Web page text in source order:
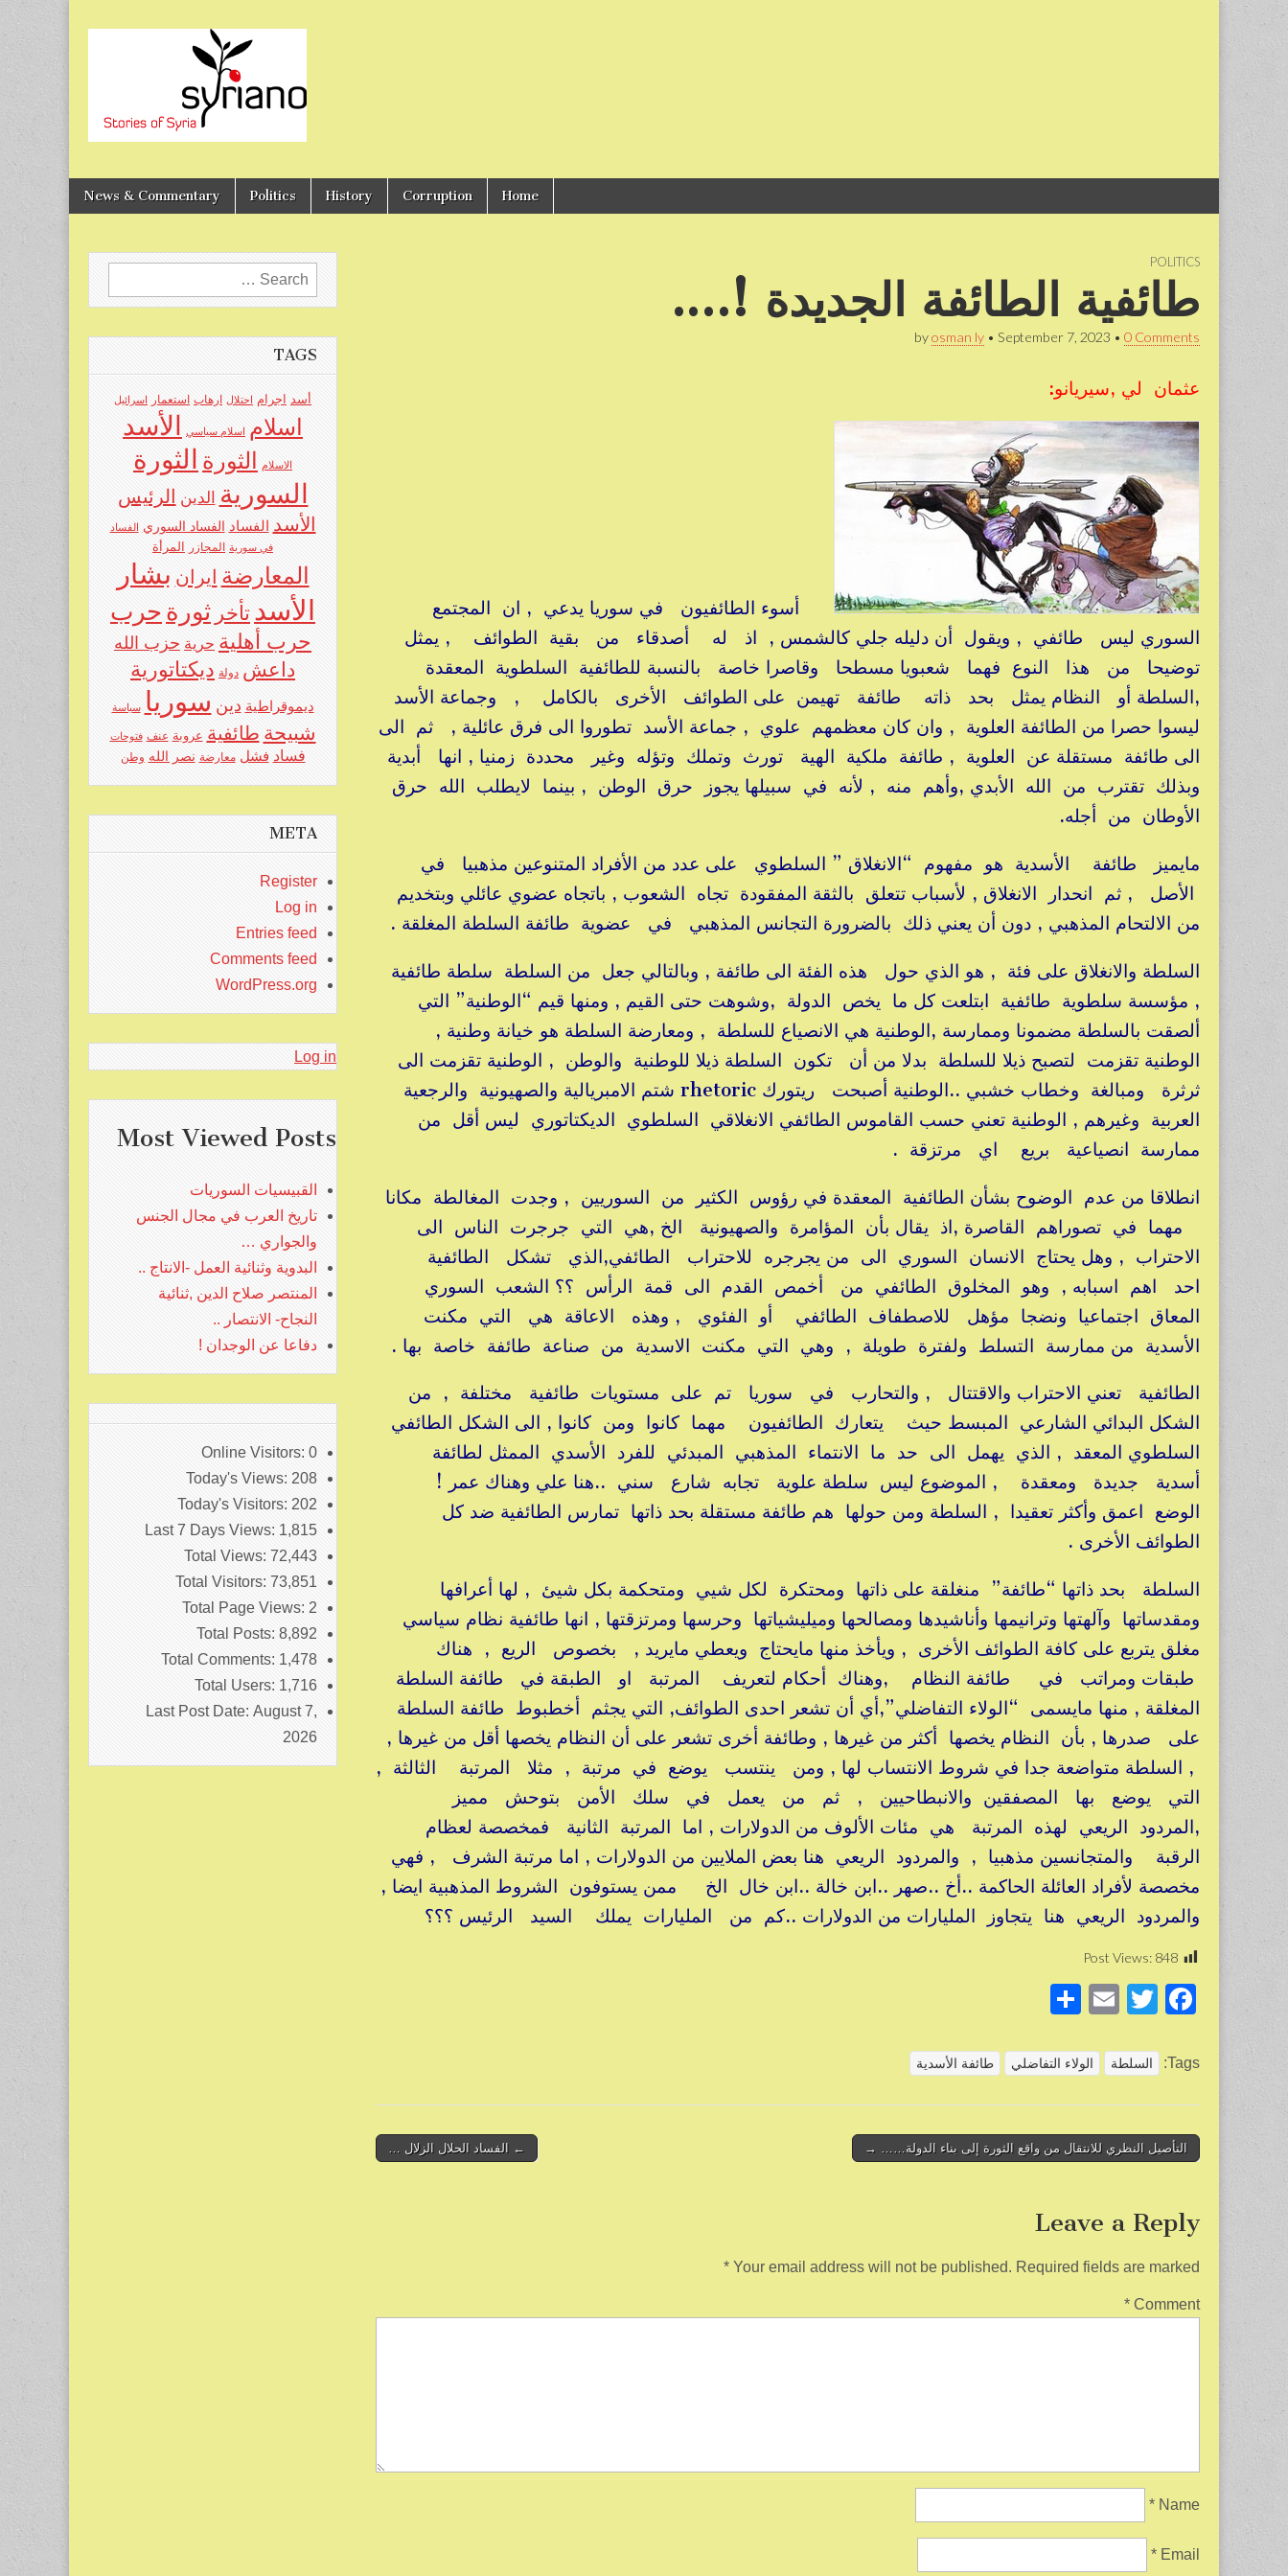
syriano
menu
Home
Corruption
History
Politics
News & Commentary
POLITICS
طائفية الطائفة الجديدة !….
byosman ly • September 7, 2023 • 0 Comments
عثمان لي ,سيريانو:
أسوء الطائفيون في سوريا يدعي , ان المجتمع
السوري ليس طائفي , ويقول أن دليله جلي كالشمس , اذ له أصدقاء من بقية الطوائف , يمثل
توضيحا من هذا النوع فهما شعبويا مسطحا وقاصرا خاصة بالنسبة للطائفية السلطوية المعقدة
,السلطة أو النظام يمثل بحد ذاته طائفة تهيمن على الطوائف الأخرى بالكامل , وجماعة الأسد
ليسوا حصرا من الطائفة العلوية , وان كان معظمهم علوي , جماعة الأسد تطوروا الى فرق عائلية , ثم الى
الى طائفة مستقلة عن العلوية , طائفة ملكية الهية تورث وتملك وتؤله وغير محددة زمنيا , انها أبدية
وبذلك تقترب من الله الأبدي ,وأهم منه , لأنه في سبيلها يجوز حرق الوطن , بينما لايطلب الله حرق
الأوطان من أجله.
مايميز طائفة الأسدية هو مفهوم “الانغلاق ” السلطوي على عدد من الأفراد المتنوعين مذهبيا في
الأصل , ثم انحدار الانغلاق , لأسباب تتعلق بالثقة المفقودة تجاه الشعوب , باتجاه عضوي عائلي وبتخديم
من الالتحام المذهبي , دون أن يعني ذلك بالضرورة التجانس المذهبي في عضوية طائفة السلطة المغلقة .
السلطة والانغلاق على فئة , هو الذي حول هذه الفئة الى طائفة , وبالتالي جعل من السلطة سلطة طائفية
, مؤسسة سلطوية طائفية ابتلعت كل ما يخص الدولة ,وشوهت حتى القيم , ومنها قيم “الوطنية” التي
ألصقت بالسلطة مضمونا وممارسة ,الوطنية هي الانصياع للسلطة , ومعارضة السلطة هو خيانة وطنية ,
الوطنية تقزمت لتصبح ذيلا للسلطة بدلا من أن تكون السلطة ذيلا للوطنية والوطن , الوطنية تقزمت الى
ثرثرة ومبالغة وخطاب خشبي ..الوطنية أصبحت ريتورك rhetoric شتم الامبريالية والصهيونية والرجعية
العربية وغيرهم , الوطنية تعني حسب القاموس الطائفي الانغلاقي السلطوي الديكتاتوري ليس أقل من
ممارسة انصياعية بريع اي مرتزقة .
انطلاقا من عدم الوضوح بشأن الطائفية المعقدة في رؤوس الكثير من السوريين , وجدت المغالطة مكانا
مهما في تصوراهم القاصرة ,اذ يقال بأن المؤامرة والصهيونية الخ ,هي التي جرجرت الناس الى
الاحتراب , وهل يحتاج الانسان السوري الى من يجرجره للاحتراب الطائفي,الذي تشكل الطائفية
احد اهم اسبابه , وهو المخلوق الطائفي من أخمص القدم الى قمة الرأس ؟؟ الشعب السوري
المعاق اجتماعيا ونضجا مؤهل للاصطفاف الطائفي أو الفئوي , وهذه الاعاقة هي التي مكنت
الأسدية من ممارسة التسلط ولفترة طويلة , وهي التي مكنت الاسدية من صناعة طائفة خاصة بها .
الطائفية تعني الاحتراب والاقتتال , والتحارب في سوريا تم على مستويات طائفية مختلفة , من
الشكل البدائي الشارعي المبسط حيث يتعارك الطائفيون مهما كانوا ومن كانوا , الى الشكل الطائفي
السلطوي المعقد , الذي يهمل الى حد ما الانتماء المذهبي المبدئي للفرد الأسدي الممثل لطائفة
أسدية جديدة ومعقدة , الموضوع ليس سلطة علوية تجابه شارع سني ..هنا علي وهناك عمر !
الوضع اعمق وأكثر تعقيدا , السلطة ومن حولها هم طائفة مستقلة بحد ذاتها تمارس الطائفية ضد كل
الطوائف الأخرى .
السلطة بحد ذاتها “طائفة” منغلقة على ذاتها ومحتكرة لكل شيي ومتحكمة بكل شيئ , لها أعرافها
ومقدساتها وآلهتها وترانيمها وأناشيدها ومصالحها وميليشياتها وحرسها ومرتزقتها , انها طائفية نظام سياسي
مغلق يتربع على كافة الطوائف الأخرى , ويأخذ منها مايحتاج ويعطي مايريد , بخصوص الريع , هناك
طبقات ومراتب في طائفة النظام ,وهناك أحكام لتعريف المرتبة او الطبقة في طائفة السلطة
المغلقة , منها مايسمى “الولاء التفاضلي”,أي أن تشعر احدى الطوائف, التي يجثم أخطبوط طائفة السلطة
على صدرها , بأن النظام يخصها أكثر من غيرها , وطائفة أخرى تشعر على أن النظام يخصها أقل من غيرها ,
, السلطة متواضعة جدا في شروط الانتساب لها , ومن ينتسب يوضع في مرتبة , مثلا المرتبة الثالثة ,
التي يوضع بها المصفقين والانبطاحيين , ثم من يعمل في سلك الأمن بتوحش مميز
,المردود الريعي لهذه المرتبة هي مئات الألوف من الدولارات , اما المرتبة الثانية فمخصصة لعظام
الرقبة والمتجانسين مذهبيا , والمردود الريعي هنا بعض الملايين من الدولارات , اما مرتبة الشرف , فهي
مخصصة لأفراد العائلة الحاكمة ..أخ ..صهر ..ابن خالة ..ابن خال الخ ممن يستوفون الشروط المذهبية ايضا ,
والمردود الريعي هنا يتجاوز المليارات من الدولارات ..كم من المليارات يملك السيد الرئيس ؟؟؟
Post Views: 848
F
c
o
k
T
tt
E
ail
ar
Tags: السلطة الولاء التفاضلي طائفة الأسدية
Post
← الفساد الحلال الزلال … التأصيل النظري للانتقال من واقع الثورة إلى بناء الدولة…… →
Leave a Reply
Your email address will not be published. Required fields are marked
*
Comment
*
Name
*
Email
*
Search
for:
TAGS
أسد اجرام احتلال ارهاب استعمار اسرائيل
اسلام اسلام سياسي الأسد
الاسلام الثورة الثورة
السورية
الدين
الرئيس
الأسد
الفساد الفساد السوري الفساد
في سورية
المجازر المرأة
المعارضة ايران بشار
الأسد تأخر ثورة حرب
حرب أهلية حرية حزب الله
داعش دولة ديكتاتورية
ديموقراطية دين سوريا سياسة
شبيحة طائفية عروبة عنف فتوحات
فساد فشل معارضة نصر الله وطن
META
Register
Log in
Entries feed
Comments feed
WordPress.org
Log in
Most Viewed Posts
القبيسيات السوريات
تاريخ العرب في مجال الجنس
والجواري …
البدوية وثنائية العمل -الانتاج ..
المنتصر صلاح الدين ,ثنائية
النجاح- الانتصار ..
دفاعا عن الوجدان !
Online Visitors: 0
Today's Views: 208
Today's Visitors: 202
Last 7 Days Views: 1,815
Total Views: 72,443
Total Visitors: 73,851
Total Page Views: 2
Total Posts: 8,892
Total Comments: 1,478
Total Users: 1,716
Last Post Date: August 7,
2026